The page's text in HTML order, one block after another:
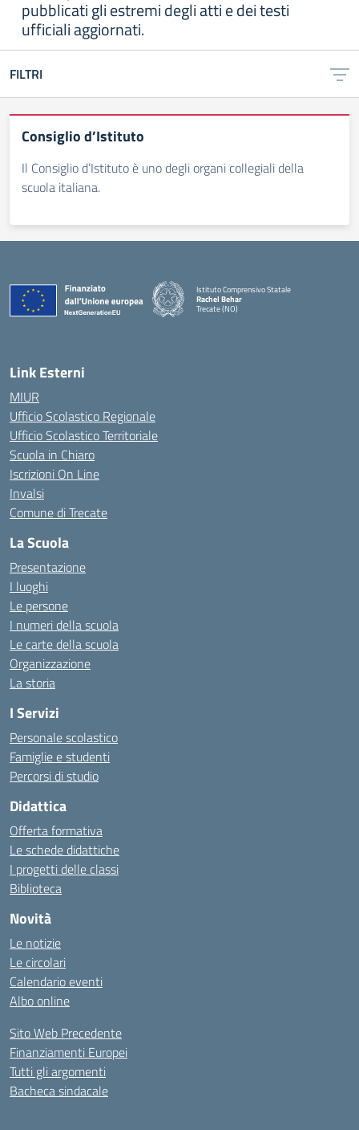
pubblicati gli estremi degli atti e dei testi
ufficiali aggiornati.
FILTRI
Consiglio d’Istituto
Il Consiglio d’Istituto è uno degli organi collegiali della
scuola italiana.
Istituto Comprensivo Statale
Rachel Behar
Trecate (NO)
Link Esterni
MIUR
Ufficio Scolastico Regionale
Ufficio Scolastico Territoriale
Scuola in Chiaro
Iscrizioni On Line
Invalsi
Comune di Trecate
La Scuola
Presentazione
I luoghi
Le persone
I numeri della scuola
Le carte della scuola
Organizzazione
La storia
I Servizi
Personale scolastico
Famiglie e studenti
Percorsi di studio
Didattica
Offerta formativa
Le schede didattiche
I progetti delle classi
Biblioteca
Novità
Le notizie
Le circolari
Calendario eventi
Albo online
Sito Web Precedente
Finanziamenti Europei
Tutti gli argomenti
Bacheca sindacale